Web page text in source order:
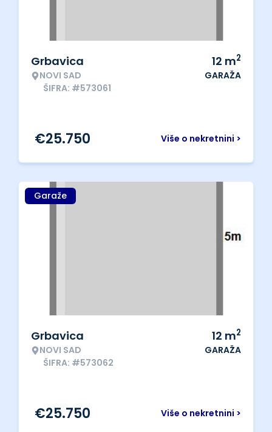
Grbavica
NOVI SAD
ŠIFRA: #573061
12 m2
GARAŽA
Više o nekretnini >
€25.750
Garaže
Grbavica
NOVI SAD
ŠIFRA: #573062
12 m2
GARAŽA
Više o nekretnini >
€25.750